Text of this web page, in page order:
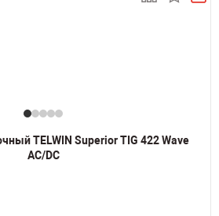
TELWIN Superior TIG 422 Wave
AC/DC